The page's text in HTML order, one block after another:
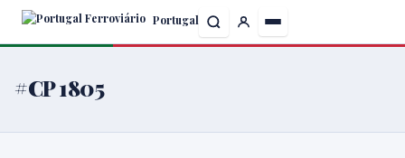
Skip
content
Portugal
#CP 1805